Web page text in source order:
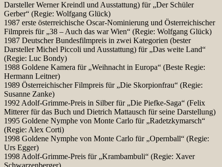
Darsteller Werner Kreindl und Ausstattung) für „Der Schüler
Gerber“ (Regie: Wolfgang Glück)
1987 erste österreichische Oscar-Nominierung und Österreichischer
Filmpreis für „38 – Auch das war Wien“ (Regie: Wolfgang Glück)
1987 Deutscher Bundesfilmpreis in zwei Kategorien (bester
Darsteller Michel Piccoli und Ausstattung) für „Das weite Land“
(Regie: Luc Bondy)
1988 Goldene Kamera für „Weihnacht in Europa“ (Beste Regie:
Hermann Leitner)
1989 Österreichischer Filmpreis für „Die Skorpionfrau“ (Regie:
Susanne Zanke)
1992 Adolf-Grimme-Preis in Silber für „Die Piefke-Saga“ (Felix
Mitterer für das Buch und Dietrich Mattausch für seine Darstellung)
1995 Goldene Nymphe von Monte Carlo für „Radetzkymarsch“
(Regie: Alex Corti)
1998 Goldene Nymphe von Monte Carlo für „Opernball“ (Regie:
Urs Egger)
1998 Adolf-Grimme-Preis für „Krambambuli“ (Regie: Xaver
Schwarzenberger)